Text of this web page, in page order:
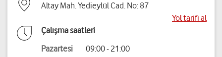
Altay Mah. Yedieylül Cad. No: 87
Yol tarifi al
Çalışma saatleri
Pazartesi
09:00 - 21:00